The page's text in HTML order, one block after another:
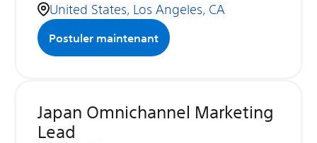
United States, Los Angeles, CA
Postuler maintenant
Japan Omnichannel Marketing
Lead